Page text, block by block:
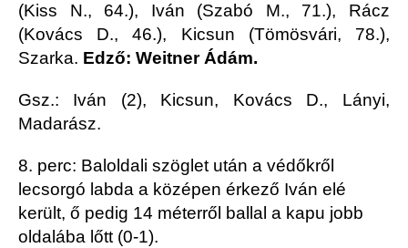
(Kiss N., 64.), Iván (Szabó M., 71.), Rácz
(Kovács D., 46.), Kicsun (Tömösvári, 78.),
Szarka. Edző: Weitner Ádám.
Gsz.: Iván (2), Kicsun, Kovács D., Lányi,
Madarász.
8. perc: Baloldali szöglet után a védőkről
lecsorgó labda a középen érkező Iván elé
került, ő pedig 14 méterről ballal a kapu jobb
oldalába lőtt (0-1).